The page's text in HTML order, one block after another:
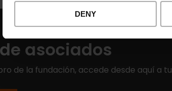
DENY
asociados
de la fundación, accede desde aquí a